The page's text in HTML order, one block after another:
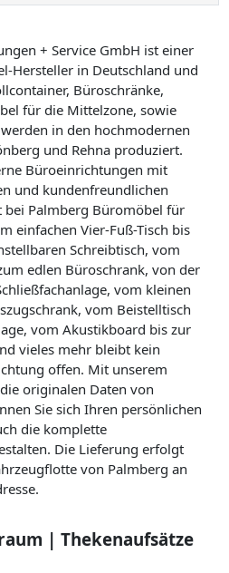
+ Service GmbH ist einer
Hersteller in Deutschland und
Büroschränke,
für die Mittelzone, sowie
in den hochmodernen
und Rehna produziert.
Büroeinrichtungen mit
und kundenfreundlichen
bei Palmberg Büromöbel für
einfachen Vier-Fuß-Tisch bis
Schreibtisch, vom
edlen Büroschrank, von der
vom kleinen
vom Beistelltisch
vom Akustikboard bis zur
vieles mehr bleibt kein
offen. Mit unserem
originalen Daten von
Sie sich Ihren persönlichen
die komplette
Die Lieferung erfolgt
von Palmberg an
| Thekenaufsätze